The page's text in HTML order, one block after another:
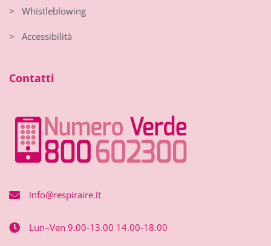
> Whistleblowing
> Accessibilità
Contatti
info@respiraire.it
Lun–Ven 9.00-13.00 14.00-18.00